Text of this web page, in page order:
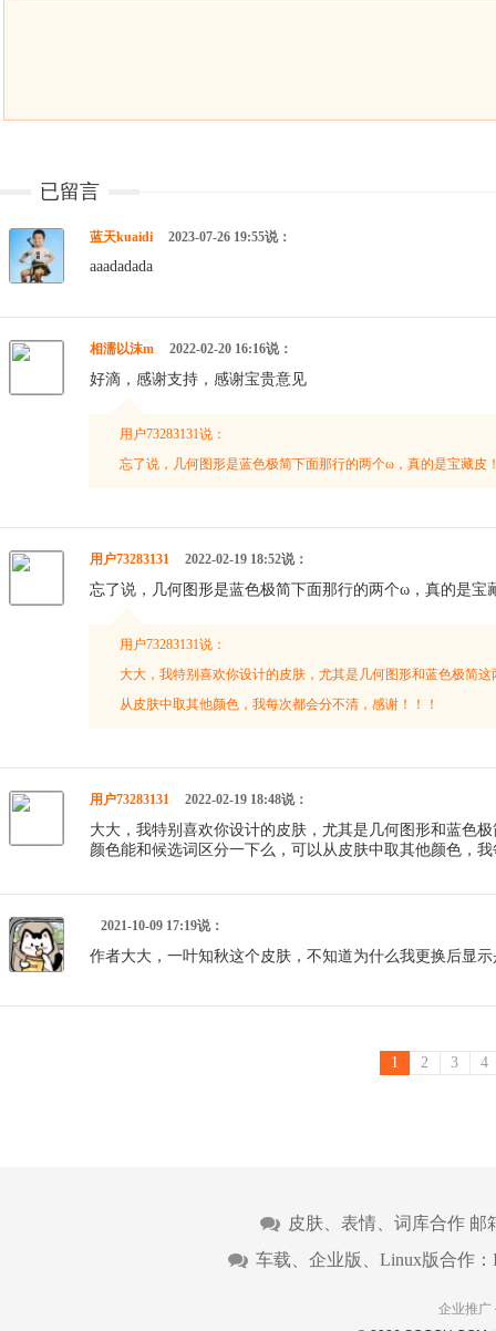
已留言
蓝天kuaidi 2023-07-26 19:55说：
aaadadada
相濡以沫m 2022-02-20 16:16说：
好滴，感谢支持，感谢宝贵意见
用户73283131说：
忘了说，几何图形是蓝色极简下面那行的两个ω，真的是宝藏皮
用户73283131 2022-02-19 18:52说：
忘了说，几何图形是蓝色极简下面那行的两个ω，真的是宝
用户73283131说：
大大，我特别喜欢你设计的皮肤，尤其是几何图形和蓝色极简
从皮肤中取其他颜色，我每次都会分不清，感谢！！！
用户73283131 2022-02-19 18:48说：
大大，我特别喜欢你设计的皮肤，尤其是几何图形和蓝色
颜色能和候选词区分一下么，可以从皮肤中取其他颜色，
2021-10-09 17:19说：
作者大大，一叶知秋这个皮肤，不知道为什么我更换后显
1 2 3 4
皮肤、表情、词库合作 邮
车载、企业版、Linux版合作：
企业推广